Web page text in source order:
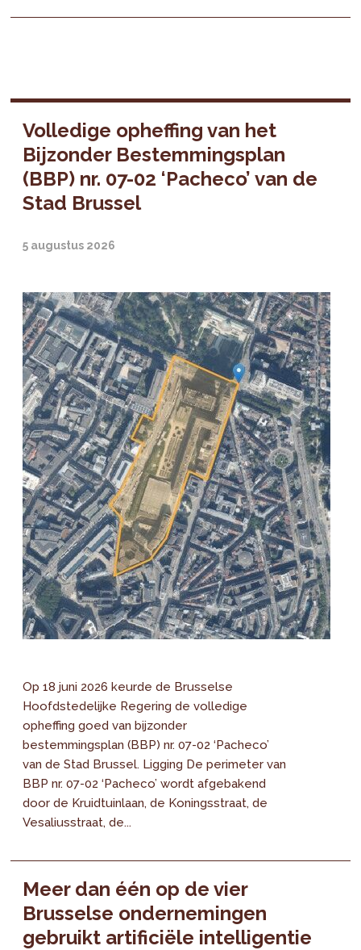
Volledige opheffing van het
Bijzonder Bestemmingsplan
(BBP) nr. 07-02 ‘Pacheco’ van de
Stad Brussel
5 augustus 2026
Op 18 juni 2026 keurde de Brusselse
Hoofdstedelijke Regering de volledige
opheffing goed van bijzonder
bestemmingsplan (BBP) nr. 07-02 ‘Pacheco’
van de Stad Brussel. Ligging De perimeter van
BBP nr. 07-02 ‘Pacheco’ wordt afgebakend
door de Kruidtuinlaan, de Koningsstraat, de
Vesaliusstraat, de...
Meer dan één op de vier
Brusselse ondernemingen
gebruikt artificiële intelligentie